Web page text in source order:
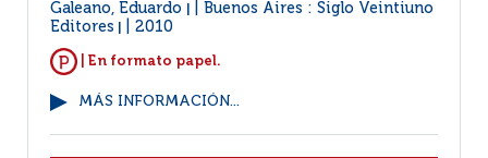
Galeano, Eduardo
Buenos Aires : Siglo Veintiuno
Editores
2010
| En formato papel.
MÁS INFORMACIÓN...